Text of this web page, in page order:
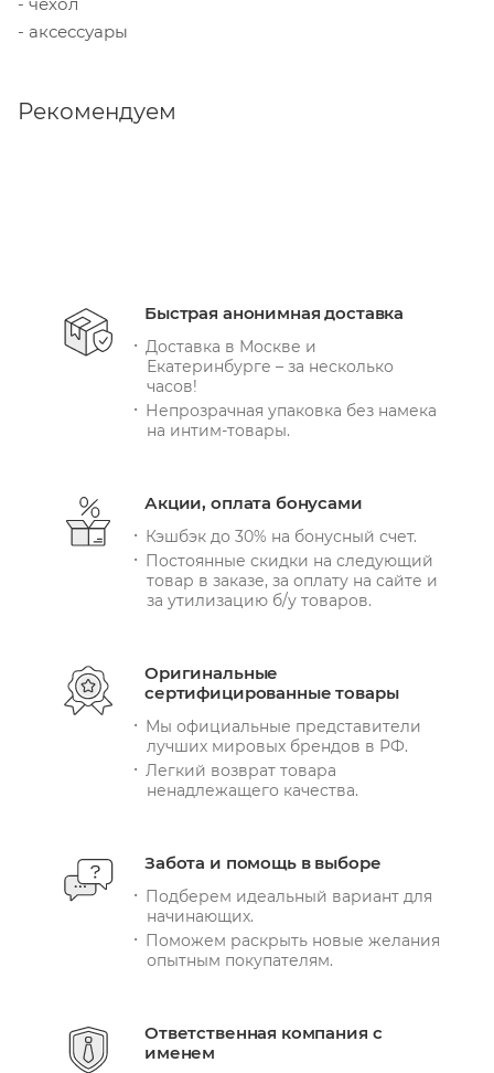
- аксессуары
Рекомендуем
Быстрая анонимная доставка
Доставка в Москве и
Екатеринбурге – за несколько
часов!
Непрозрачная упаковка без намека
на интим-товары.
Акции, оплата бонусами
Кэшбэк до 30% на бонусный счет.
Постоянные скидки на следующий
товар в заказе, за оплату на сайте и
за утилизацию б/у товаров.
Оригинальные
сертифицированные товары
Мы официальные представители
лучших мировых брендов в РФ.
Легкий возврат товара
ненадлежащего качества.
Забота и помощь в выборе
Подберем идеальный вариант для
начинающих.
Поможем раскрыть новые желания
опытным покупателям.
Ответственная компания с
именем